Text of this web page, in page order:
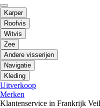
Karper
Roofvis
Witvis
Zee
Andere visserijen
Navigatie
Kleding
Uitverkoop
Merken
Klantenservice in Frankrijk